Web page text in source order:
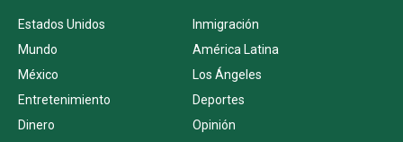
Estados Unidos
Inmigración
Mundo
América Latina
México
Los Ángeles
Entretenimiento
Deportes
Dinero
Opinión